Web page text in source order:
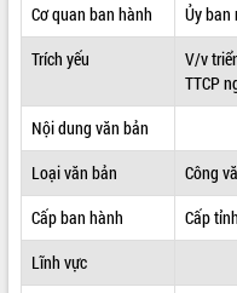
VĂN BẢN HĐND TỈNH
QUY HOẠCH - KẾ HOẠCH
Cơ quan ban hành
Ủy ban
Trích yếu
V/v
TTCP
Nội dung văn bản
Loại văn bản
Công
Cấp ban hành
Cấp
Lĩnh vực